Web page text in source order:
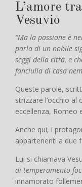
L’amore
Vesuvio
“Ma la passione è
parla di un nobile
seggi della città, e
fanciulla di casa
Queste parole,
strizzare l’occhio al
eccellenza, Romeo
Anche qui, i
appartenenti a due
Lui si chiamava
di temperamento
innamorato